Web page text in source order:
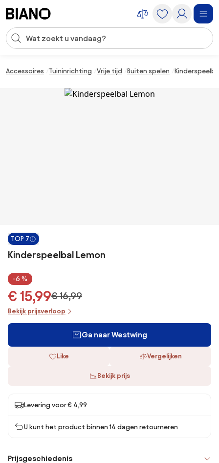
Zoekopdracht invoeren
Accessoires Tuininrichting Vrije tijd Buiten spelen
TOP 7
Kinderspeelbal Lemon
-6 %
€ 15,99€ 16,99
Bekijk prijsverloop
Ga naar Westwing
Like Vergelijken
Bekijk prijs
Levering voor € 4,99
U kunt het product binnen 14 dagen retourneren
Prijsgeschiedenis